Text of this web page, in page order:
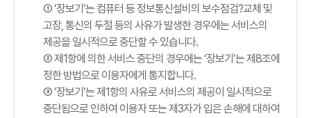
① ‘장보기’는 컴퓨터 등 정보통신설비의 보수점검?교체 및
고장, 통신의 두절 등의 사유가 발생한 경우에는 서비스의
제공을 일시적으로 중단할 수 있습니다.
② 제1항에 의한 서비스 중단의 경우에는 ‘장보기’는 제8조에
정한 방법으로 이용자에게 통지합니다.
③ ‘장보기’는 제1항의 사유로 서비스의 제공이 일시적으로
중단됨으로 인하여 이용자 또는 제3자가 입은 손해에 대하여